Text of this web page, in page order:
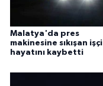
Malatya'da pres
makinesine sıkışan işçi
hayatını kaybetti